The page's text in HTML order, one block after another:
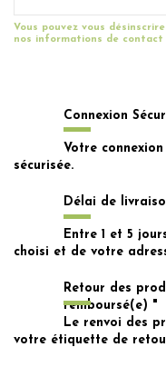
Vous pouvez vous
nos informations de
Connexion
Votre
sécurisée.
Délai de
Entre 1 et 5
choisi et de votre
Retour des
remboursé(e) "
Le renvoi des
votre étiquette de